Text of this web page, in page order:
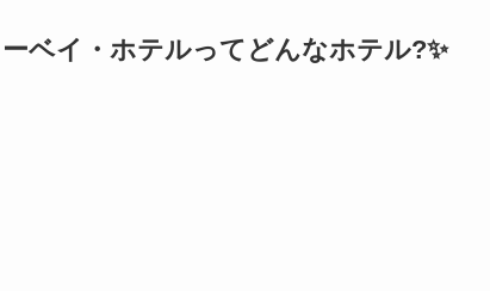
ベイ・ホテルってどんなホテル?✨